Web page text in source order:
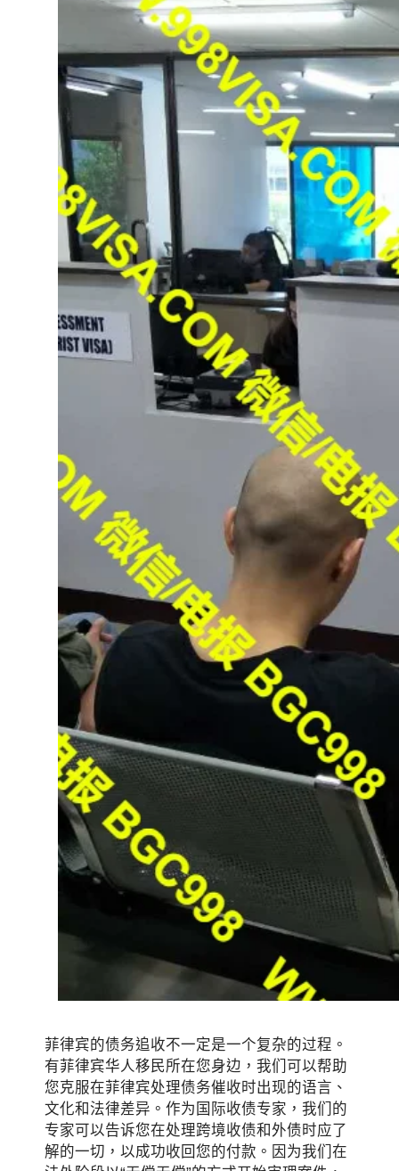
菲律宾的债务追收不一定是一个复杂的过程。
有菲律宾华人移民所在您身边，我们可以帮助
您克服在菲律宾处理债务催收时出现的语言、
文化和法律差异。作为国际收债专家，我们的
专家可以告诉您在处理跨境收债和外债时应了
解的一切，以成功收回您的付款。因为我们在